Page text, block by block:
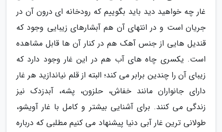
غار چه خواهید دید باید بگوییم که رودخانه ای درون آن در
جریان است و در انتهای آن هم آبشارهای زیبایی وجود که
قندیل هایی از جنس آهک هم در کنار آن ها قابل مشاهده
است. یکسری چاه های آب هم در این غار وجود دارد که
زیبای آن را چندین برابر می کند؛ البته از قلم نیاندازید هر غار
دارای جانواران مانند خفاش، حلزون، پشه، آبدزدک نیز
زندگی می کنند. برای آشنایی بیشتر و کامل با غار آویشو،
طولانی ترین غار آبی دنیا پیشنهاد می کنیم مطلبی که درباره